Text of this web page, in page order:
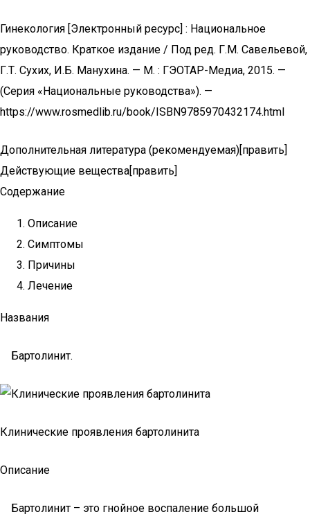
Гинекология [Электронный ресурс] : Национальное
руководство. Краткое издание / Под ред. Г.М. Савельевой,
Г.Т. Сухих, И.Б. Манухина. — М. : ГЭОТАР-Медиа, 2015. —
(Серия «Национальные руководства»). —
https://www.rosmedlib.ru/book/ISBN9785970432174.html
Дополнительная литература (рекомендуемая)[править]
Действующие вещества[править]
Содержание
Описание
Симптомы
Причины
Лечение
Названия
Бартолинит.
Клинические проявления бартолинита
Описание
Бартолинит – это гнойное воспаление большой